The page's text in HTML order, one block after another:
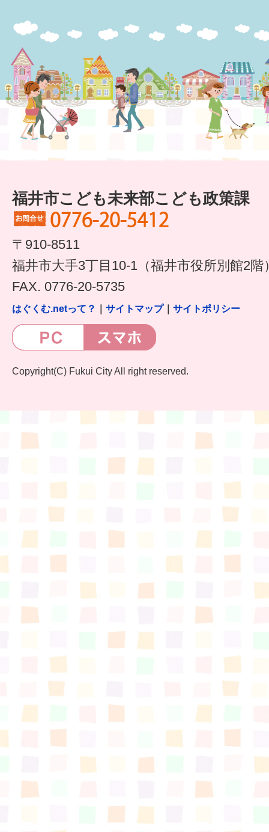
福井市こども未来部こども政策課
〒910-8511
福井市大手3丁目10-1（福井市役所別館2階
FAX. 0776-20-5735
はぐくむ.netって？ サイトマップ｜ サイトポリシー
Copyright(C) Fukui City All right reserved.
すまいるサポート行事案内